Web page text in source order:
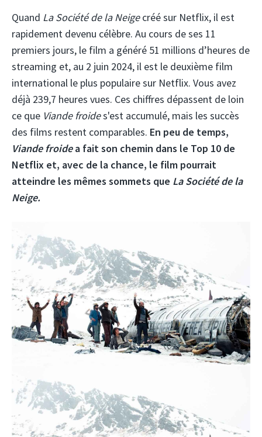
Quand La Société de la Neigecréé sur Netflix, il est
rapidement devenu célèbre. Au cours de ses 11
premiers jours, le film a généré 51 millions d’heures de
streaming et, au 2 juin 2024, il est le deuxième film
international le plus populaire sur Netflix. Vous avez
déjà 239,7 heures vues. Ces chiffres dépassent de loin
ce que Viande froides'est accumulé, mais les succès
des films restent comparables. En peu de temps,
Viande froidea fait son chemin dans le Top 10 de
Netflix et, avec de la chance, le film pourrait
atteindre les mêmes sommets que La Société de la
Neige.